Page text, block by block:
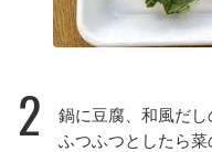
2
鍋に豆腐、和風だし
ふつふつとしたら